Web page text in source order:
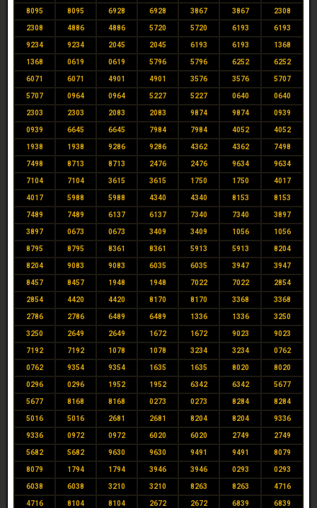
8095 8095 6928 6928 3867 3867 2308
2308 4886 4886 5720 5720 6193 6193
9234 9234 2045 2045 6193 6193 1368
1368 0619 0619 5796 5796 6252 6252
6071 6071 4901 4901 3576 3576 5707
5707 0964 0964 5227 5227 0640 0640
2303 2303 2083 2083 9874 9874 0939
0939 6645 6645 7984 7984 4052 4052
1938 1938 9286 9286 4362 4362 7498
7498 8713 8713 2476 2476 9634 9634
7104 7104 3615 3615 1750 1750 4017
4017 5988 5988 4340 4340 8153 8153
7489 7489 6137 6137 7340 7340 3897
3897 0673 0673 3409 3409 1056 1056
8795 8795 8361 8361 5913 5913 8204
8204 9083 9083 6035 6035 3947 3947
8457 8457 1948 1948 7022 7022 2854
2854 4420 4420 8170 8170 3368 3368
2786 2786 6489 6489 1336 1336 3250
3250 2649 2649 1672 1672 9023 9023
7192 7192 1078 1078 3234 3234 0762
0762 9354 9354 1635 1635 8020 8020
0296 0296 1952 1952 6342 6342 5677
5677 8168 8168 0273 0273 8284 8284
5016 5016 2681 2681 8204 8204 9336
9336 0972 0972 6020 6020 2749 2749
5682 5682 9630 9630 9491 9491 8079
8079 1794 1794 3946 3946 0293 0293
6038 6038 3210 3210 8263 8263 4716
4716 8104 8104 2672 2672 6839 6839